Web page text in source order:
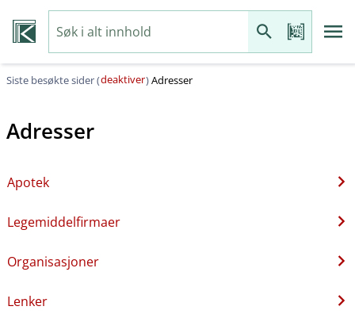
Siste besøkte sider (deaktiver)Adresser
Adresser
Apotek
Legemiddelfirmaer
Organisasjoner
Lenker